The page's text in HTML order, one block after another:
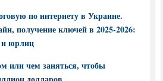
по интернету в Украине.
получение ключей в 2025-2026:
юрлиц
или чем заняться, чтобы